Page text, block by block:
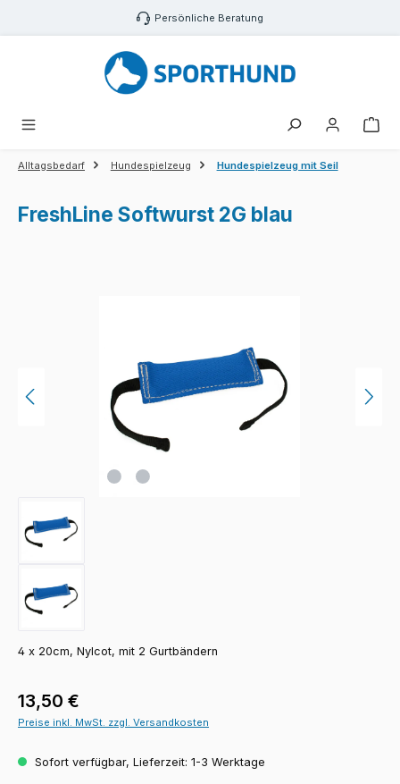
Zum Hauptinhalt springen Persönliche Beratung
Alltagsbedarf Hundespielzeug Hundespielzeug mit Seil
FreshLine Softwurst 2G blau
4 x 20cm, Nylcot, mit 2 Gurtbändern
Regulärer Preis:
13,50 €
Preise inkl. MwSt. zzgl. Versandkosten
Sofort verfügbar, Lieferzeit: 1-3 Werktage